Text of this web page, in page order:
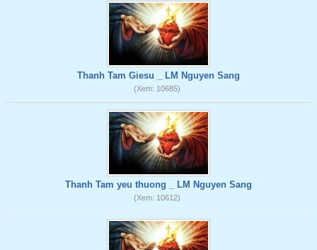
Thanh Tam Giesu _ LM Nguyen Sang
(Xem: 10685)
Thanh Tam yeu thuong _ LM Nguyen Sang
(Xem: 10612)